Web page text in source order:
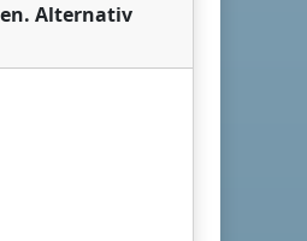
Alternativ